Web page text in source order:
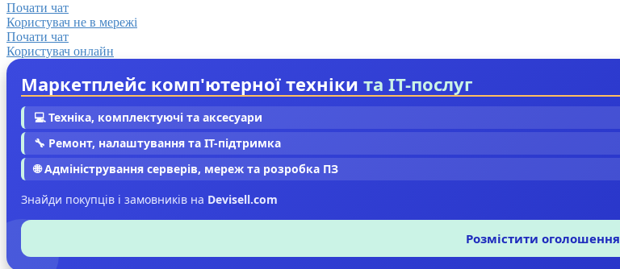
Почати чат
Користувач не в мережі
Почати чат
Користувач онлайн
Маркетплейс комп'ютерної техніки та IT-послуг
💻 Техніка, комплектуючі та аксесуари
🔧 Ремонт, налаштування та IT-підтримка
🌐 Адміністрування серверів, мереж та розробка ПЗ
Знайди покупців і замовників на Devisell.com
Розмістити оголошення